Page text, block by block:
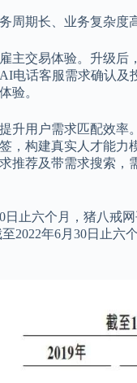
周期长、业务复杂度
主交易体验。升级
电话客服需求确认
验。
升用户需求匹配效
，构建真实人才能
推荐及带需求搜索
日止六个月，猪八戒
2022年6月30日止六